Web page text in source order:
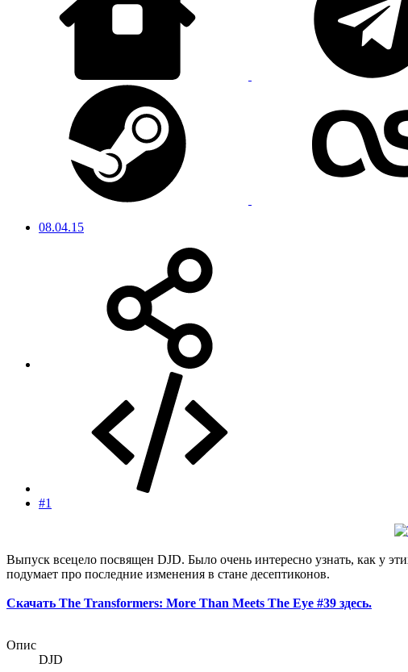
08.04.15
#1
Выпуск всецело посвящен DJD. Было очень интересно узнать, как у
подумает про последние изменения в стане десептиконов.
Скачать The Transformers: More Than Meets The Eye #39 здесь.
Опис
DJD